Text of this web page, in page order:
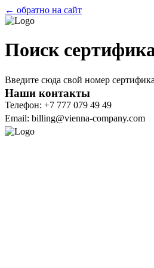
← обратно на сайт
Поиск
Введите сюда свой номер
Наши контакты
Телефон: +7 777 079 49 49
Email: billing@vienna-company.com